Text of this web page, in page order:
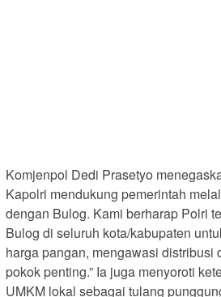
Komjenpol Dedi Prasetyo
Kapolri mendukung pemerintah
dengan Bulog. Kami berharap Polri
Bulog di seluruh kota/kabupaten
harga pangan, mengawasi distribusi
pokok penting.” Ia juga menyoroti
UMKM lokal sebagai tulang